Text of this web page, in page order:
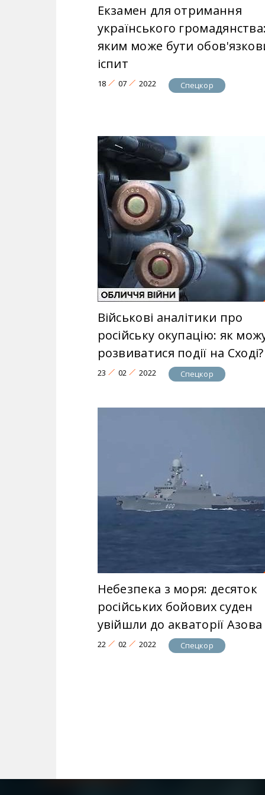
Екзамен для отримання
українського громадянства:
яким може бути
іспит
18 07 2022 Спецкор
Військові аналітики про
російську окупацію: як
розвиватися події на Сході?
23 02 2022 Спецкор
Небезпека з моря: десяток
російських бойових суден
увійшли до акваторії Азова
22 02 2022 Спецкор